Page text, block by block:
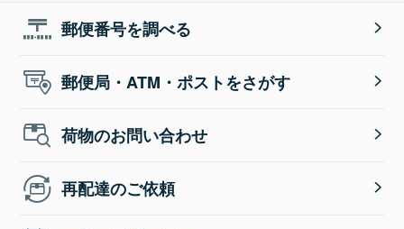
郵便番号を調べる
郵便局・ATM・ポストをさがす
荷物のお問い合わせ
再配達のご依頼